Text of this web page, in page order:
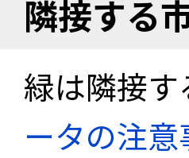
隣接する
緑は隣接
ータの注意